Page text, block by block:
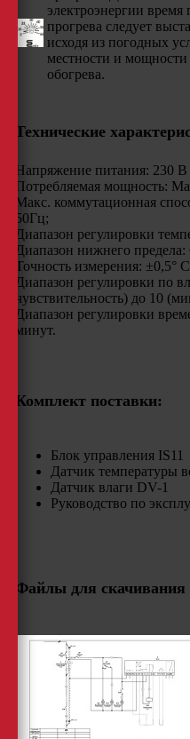
электроэнергии время
прогрева следует
исходя из погодных
местности и
обогрева.
Технические
Напряжение питания: 230
Потребляемая мощность:
Макс. коммутационная
50Гц;
Диапазон регулировки
Диапазон нижнего
Точность измерения: ±0,5°
Диапазон регулировки по
чувствительность) до 10
Диапазон регулировки
минут.
Комплект поставки:
Блок управления IS11
Датчик температуры
Датчик влаги DV-1
Руководство по
Файлы для скачивания